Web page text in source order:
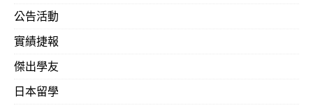
公告活動
實績捷報
傑出學友
日本留學